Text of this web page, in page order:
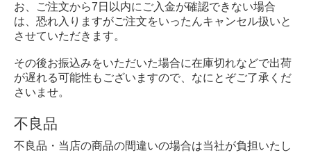
お、ご注文から7日以内にご入金が確認できない場合
は、恐れ入りますがご注文をいったんキャンセル扱いと
させていただきます。
その後お振込みをいただいた場合に在庫切れなどで出荷
が遅れる可能性もございますので、なにとぞご了承くだ
さいませ。
不良品
不良品・当店の商品の間違いの場合は当社が負担いたし